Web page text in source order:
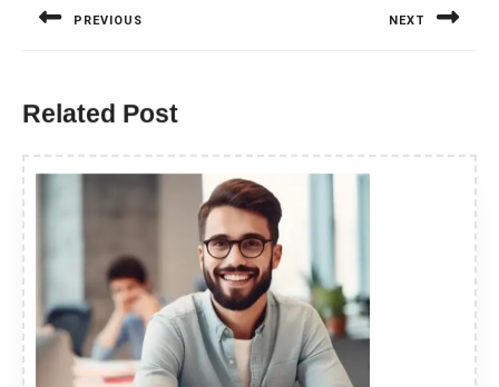
PREVIOUS NEXT
Related Post